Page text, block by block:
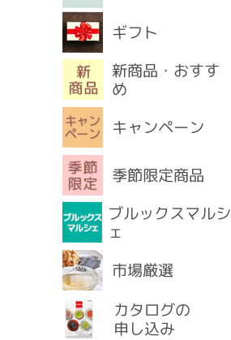
ギフト
新商品・おすす
め
キャンペーン
季節限定商品
ブルックスマルシ
ェ
市場厳選
カタログの
申し込み